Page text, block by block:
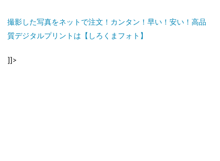
撮影した写真をネットで注文！カンタン！早い！安い！高品
質デジタルプリントは【しろくまフォト】
]]>